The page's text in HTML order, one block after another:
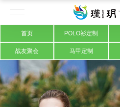
首页 POLO衫定制
战友聚会 马甲定制